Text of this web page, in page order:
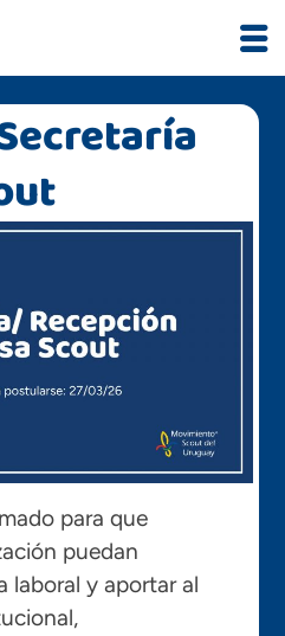
para que
puedan
laboral y aportar al